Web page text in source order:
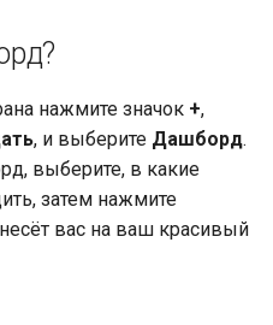
нажмите значок +,
, и выберите Дашборд.
выберите, в какие
затем нажмите
вас на ваш красивый